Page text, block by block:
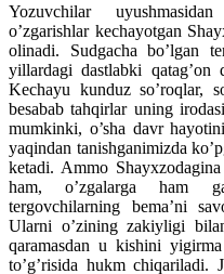
Yozuvchilar
o’zgarishlar kechayotgan
olinadi. Sudgacha bo’lgan
yillardagi dastlabki qatag’on
Kechayu kunduz so’roqlar,
besabab tahqirlar uning
mumkinki, o’sha davr
yaqindan tanishganimizda
ketadi. Ammo
ham, o’zgalarga ham
tergovchilarning bema’ni
Ularni o’zining zakiyligi
qaramasdan u kishini
to’g’risida hukm chiqariladi.